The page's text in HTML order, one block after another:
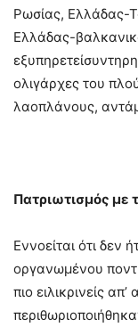
Ρωσίας, Ελλάδας-
Ελλάδας-
ολιγάρχες του
λαοπλάνους,
Πατριωτισμός με
Εννοείται ότι δεν
οργανωμένου
πιο ειλικρινείς